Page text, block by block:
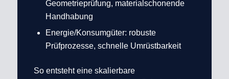
Geometrieprüfung, materialschonende
Handhabung
Energie/Konsumgüter: robuste
Prüfprozesse, schnelle Umrüstbarkeit
So entsteht eine skalierbare